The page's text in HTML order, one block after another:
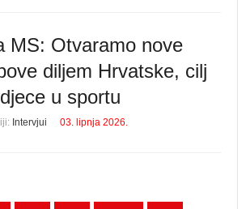
MS: Otvaramo nove
diljem Hrvatske, cilj
u sportu
Intervjui 03. lipnja 2026.